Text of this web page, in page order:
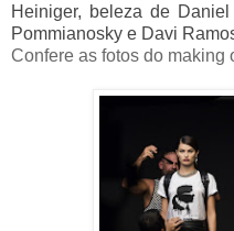
Heiniger, beleza de
Pommianosky e Davi
Confere as fotos do making